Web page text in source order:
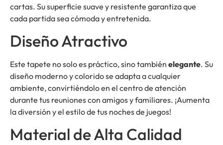
cartas. Su superficie suave y resistente garantiza que
cada partida sea cómoda y entretenida.
Diseño Atractivo
Este tapete no solo es práctico, sino también elegante. Su
diseño moderno y colorido se adapta a cualquier
ambiente, convirtiéndolo en el centro de atención
durante tus reuniones con amigos y familiares. ¡Aumenta
la diversión y el estilo de tus noches de juegos!
Material de Alta Calidad